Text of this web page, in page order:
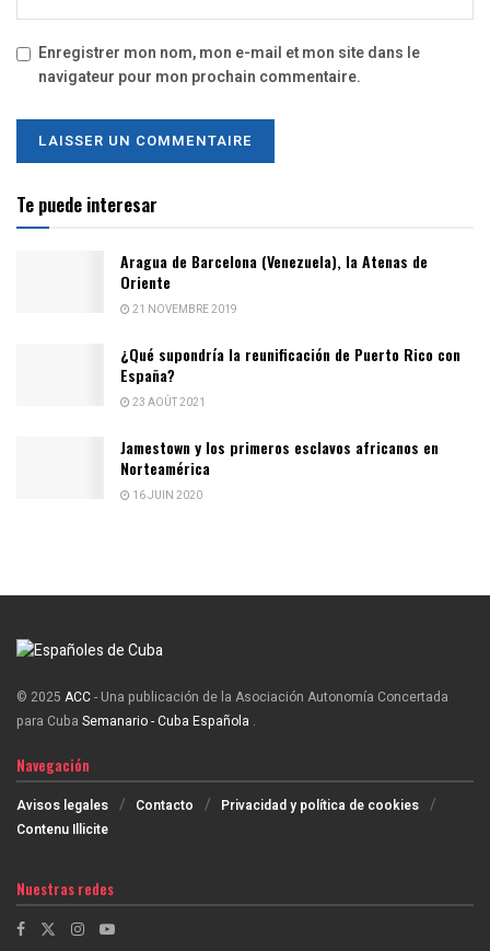
Enregistrer mon nom, mon e-mail et mon site dans le
navigateur pour mon prochain commentaire.
Te puede interesar
Aragua de Barcelona (Venezuela), la Atenas de
Oriente
21 NOVEMBRE 2019
¿Qué supondría la reunificación de Puerto Rico con
España?
23 AOÛT 2021
Jamestown y los primeros esclavos africanos en
Norteamérica
16 JUIN 2020
© 2025 ACC- Una publicación de la Asociación Autonomía Concertada
para Cuba Semanario - Cuba Española .
Navegación
Avisos legales Contacto
Privacidad y política de cookies
Contenu Illicite
Nuestras redes